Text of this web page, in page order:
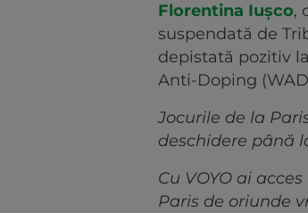
Florentina Iușco,
suspendată de
depistată pozitiv
Anti-Doping
Jocurile de la
deschidere până
Cu VOYO ai
Paris de oriunde